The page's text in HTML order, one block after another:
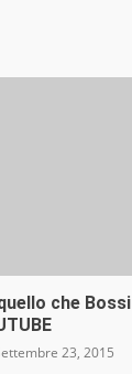
che Bossi
23, 2015